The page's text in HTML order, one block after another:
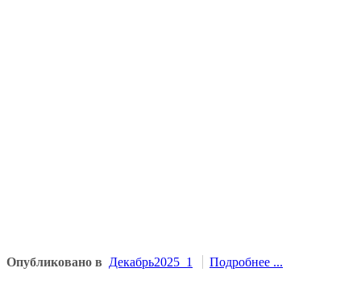
Опубликовано в Декабрь2025_1 Подробнее ...